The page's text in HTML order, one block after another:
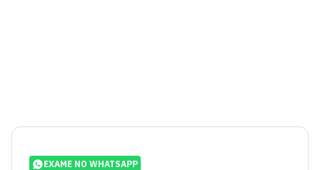
EXAME NO WHATSAPP